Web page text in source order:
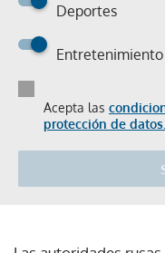
Deportes
Entretenimiento
Acepta las
protección de datos.